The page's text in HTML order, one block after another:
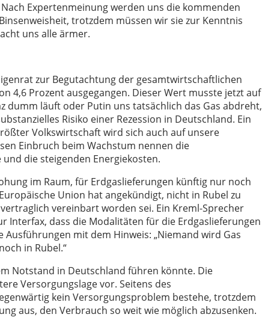
Expertenmeinung werden uns die kommenden
trotzdem müssen wir sie zur Kenntnis
uns alle ärmer.
zur Begutachtung der gesamtwirtschaftlichen
4,6 Prozent ausgegangen. Dieser Wert musste jetzt auf
dumm läuft oder Putin uns tatsächlich das Gas abdreht,
Risiko einer Rezession in Deutschland. Ein
Volkswirtschaft wird sich auch auf unsere
Einbruch beim Wachstum nennen die
die steigenden Energiekosten.
im Raum, für Erdgaslieferungen künftig nur noch
Union hat angekündigt, nicht in Rubel zu
vereinbart worden sei. Ein Kreml-Sprecher
Interfax, dass die Modalitäten für die Erdgaslieferungen
mit dem Hinweis: „Niemand wird Gas
in Rubel.“
Notstand in Deutschland führen könnte. Die
Versorgungslage vor. Seitens des
kein Versorgungsproblem bestehe, trotzdem
aus, den Verbrauch so weit wie möglich abzusenken.